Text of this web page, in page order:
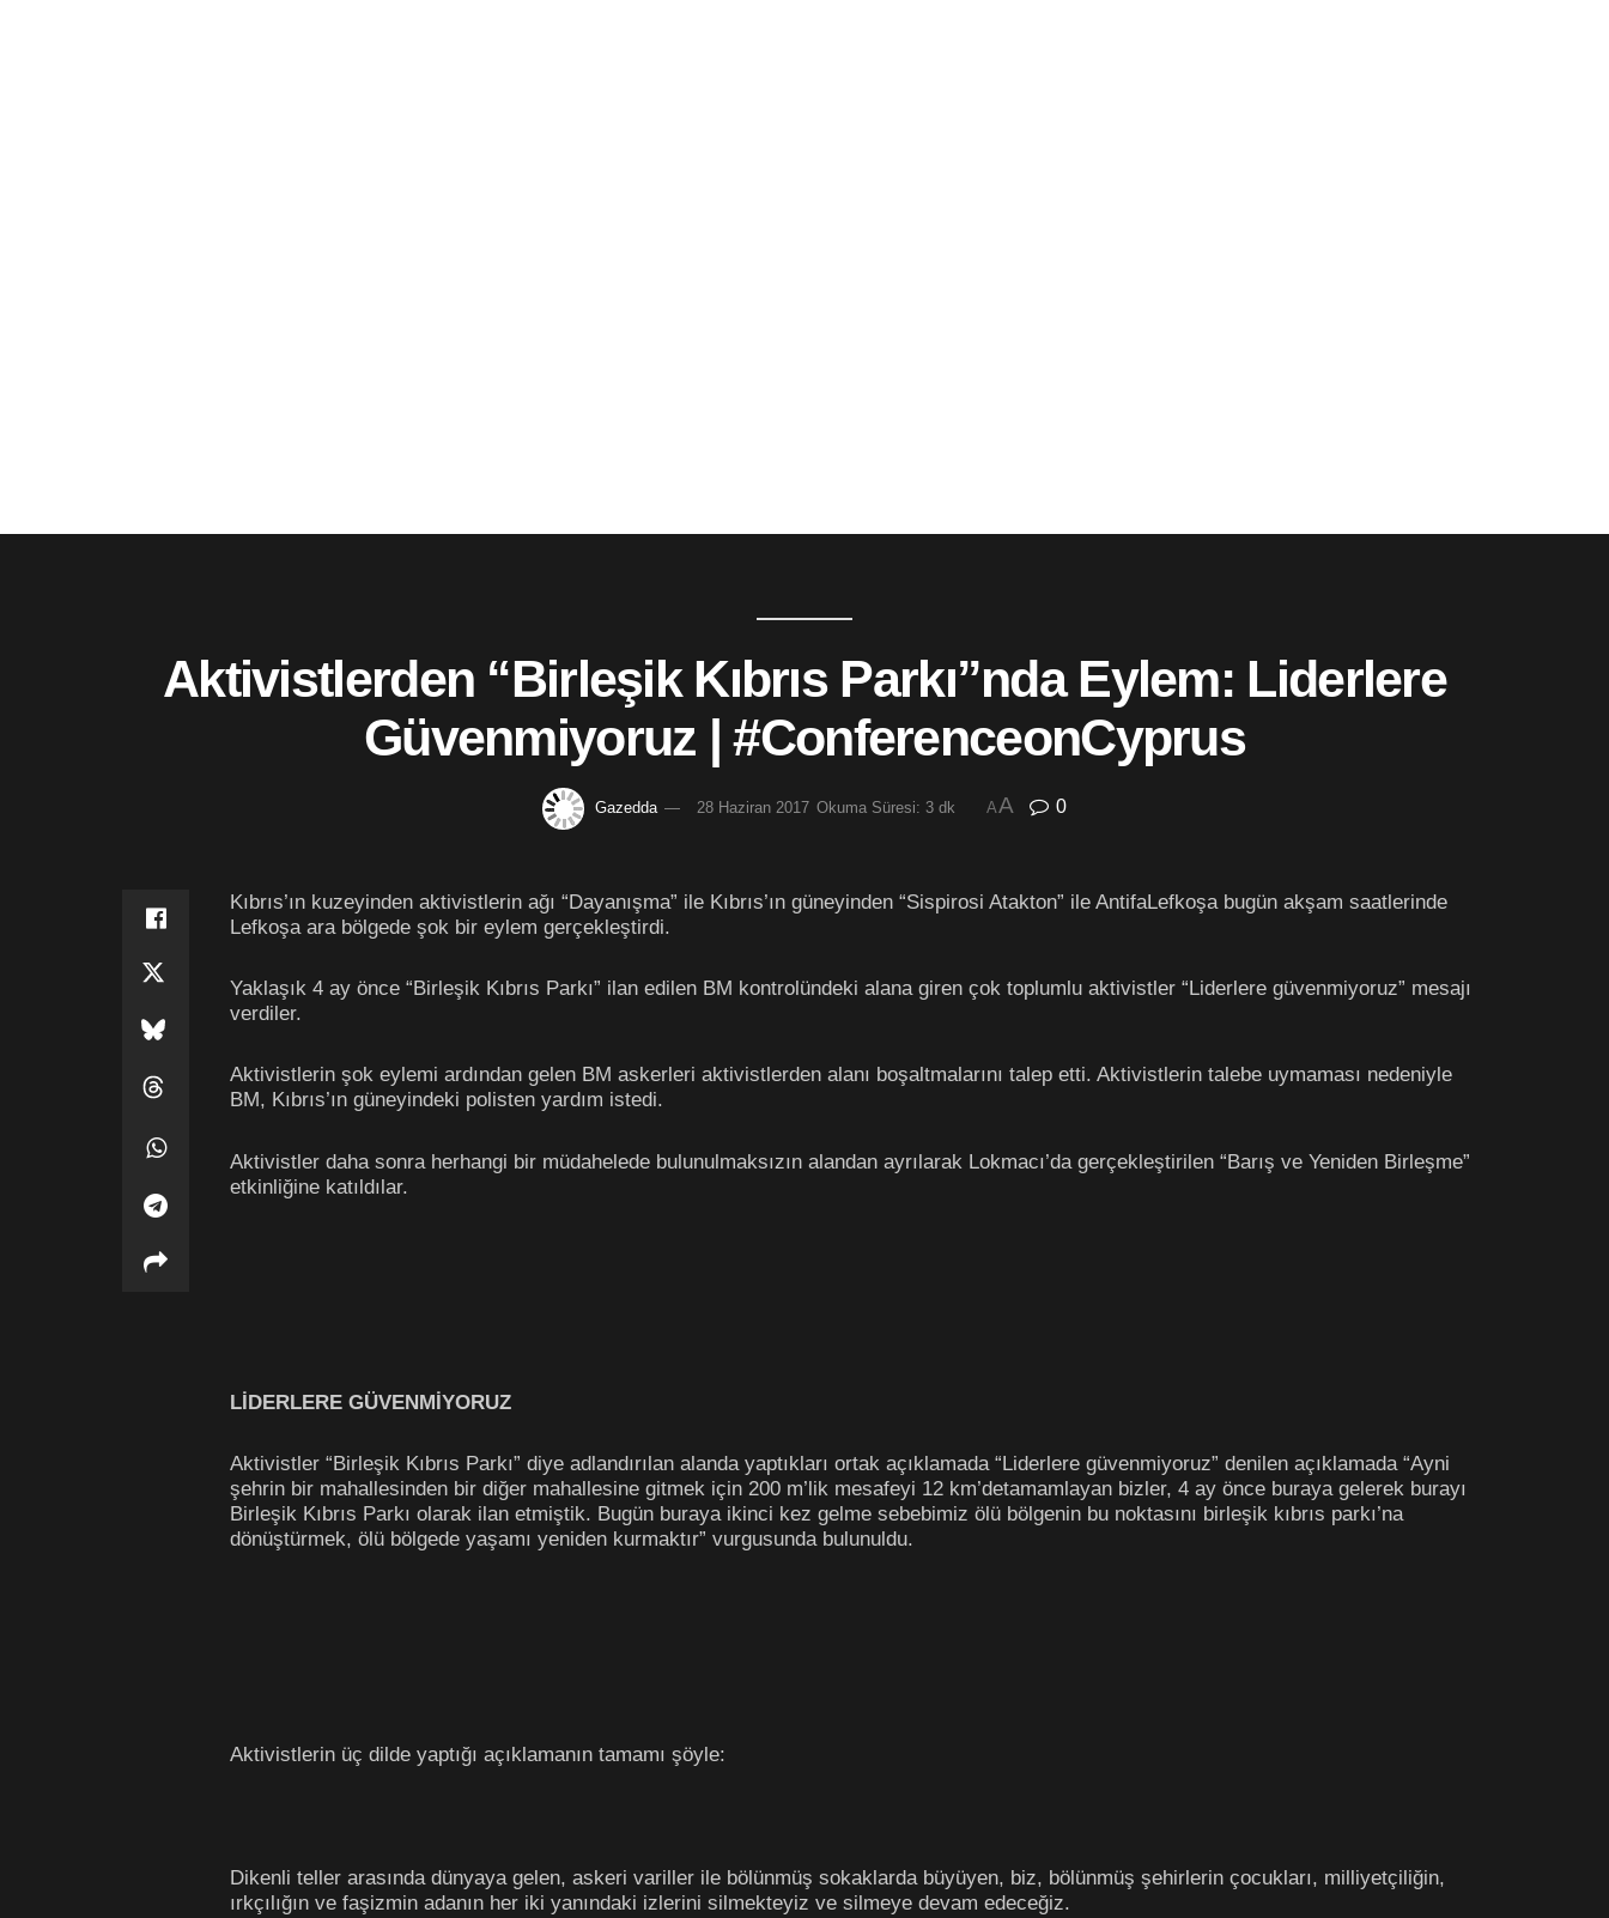
Aktivistlerden “Birleşik Kıbrıs Parkı”nda Eylem: Liderlere
Güvenmiyoruz | #ConferenceonCyprus
Gazedda 28 Haziran 2017 Okuma Süresi: 3 dk AA 0
Kıbrıs’ın kuzeyinden aktivistlerin ağı “Dayanışma” ile Kıbrıs’ın güneyinden “Sispirosi Atakton” ile AntifaLefkoşa bugün akşam saatlerinde
Lefkoşa ara bölgede şok bir eylem gerçekleştirdi.
Yaklaşık 4 ay önce “Birleşik Kıbrıs Parkı” ilan edilen BM kontrolündeki alana giren çok toplumlu aktivistler “Liderlere güvenmiyoruz” mesajı
verdiler.
Aktivistlerin şok eylemi ardından gelen BM askerleri aktivistlerden alanı boşaltmalarını talep etti. Aktivistlerin talebe uymaması nedeniyle
BM, Kıbrıs’ın güneyindeki polisten yardım istedi.
Aktivistler daha sonra herhangi bir müdahelede bulunulmaksızın alandan ayrılarak Lokmacı’da gerçekleştirilen “Barış ve Yeniden Birleşme”
etkinliğine katıldılar.
LİDERLERE GÜVENMİYORUZ
Aktivistler “Birleşik Kıbrıs Parkı” diye adlandırılan alanda yaptıkları ortak açıklamada “Liderlere güvenmiyoruz” denilen açıklamada “Ayni
şehrin bir mahallesinden bir diğer mahallesine gitmek için 200 m’lik mesafeyi 12 km’detamamlayan bizler, 4 ay önce buraya gelerek burayı
Birleşik Kıbrıs Parkı olarak ilan etmiştik. Bugün buraya ikinci kez gelme sebebimiz ölü bölgenin bu noktasını birleşik kıbrıs parkı’na
dönüştürmek, ölü bölgede yaşamı yeniden kurmaktır” vurgusunda bulunuldu.
Aktivistlerin üç dilde yaptığı açıklamanın tamamı şöyle:
Dikenli teller arasında dünyaya gelen, askeri variller ile bölünmüş sokaklarda büyüyen, biz, bölünmüş şehirlerin çocukları, milliyetçiliğin,
ırkçılığın ve faşizmin adanın her iki yanındaki izlerini silmekteyiz ve silmeye devam edeceğiz.